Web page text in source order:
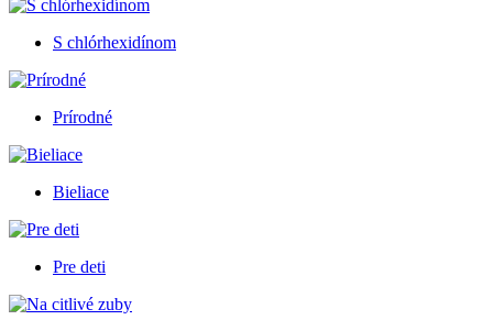
S chlórhexidínom
Prírodné
Bieliace
Pre deti